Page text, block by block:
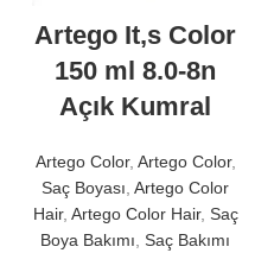
Artego It,s Color
150 ml 8.0-8n
Açık Kumral
Artego Color, Artego Color,
Saç Boyası Artego Color
Hair, Artego Color Hair, Saç
Boya Bakımı Saç Bakımı